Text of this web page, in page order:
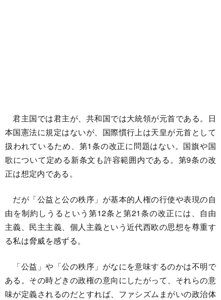
君主国では君主が、共和国では大統領が元首である。日
本国憲法に規定はないが、国際慣行上は天皇が元首として
扱われているため、第1条の改正に問題はない。国旗や国
歌について定める新条文も許容範囲内である。第9条の改
正は想定内である。
だが「公益と公の秩序」が基本的人権の行使や表現の自
由を制約しうるという第12条と第21条の改正には、自由
主義、民主主義、個人主義という近代西欧の思想を尊重す
る私は脅威を感ずる。
「公益」や「公の秩序」がなにを意味するのかは不明で
ある。その時どきの政権の意向にしたがって、それらの意
味が定義されるのだとすれば、ファシズムまがいの政治体